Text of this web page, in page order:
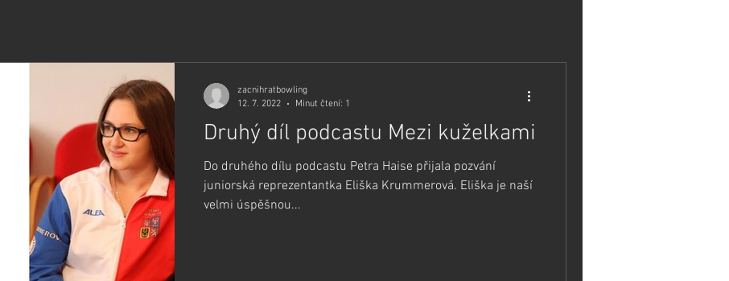
Druhý díl podcastu Mezi kuželkami
Do druhého dílu podcastu Petra Haise přijala pozvání
juniorská reprezentantka Eliška Krummerová. Eliška je naší
velmi úspěšnou...
zacnihratbowling
12. 7. 2022
Minut čtení: 1